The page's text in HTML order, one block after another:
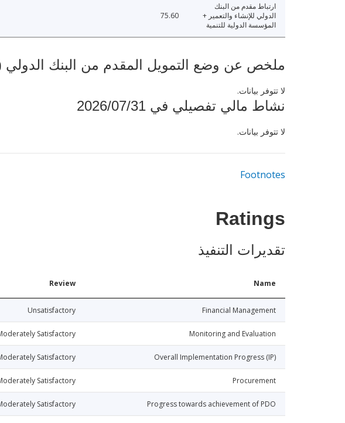
ارتباط مقدم من البنك
الدولي للإنشاء والتعمير +
المؤسسة الدولية للتنمية
75.60
ملخص عن وضع التمويل المقدم من البنك الدولي (بملايين
لا تتوفر بيانات.
نشاط مالي تفصيلي في 2026/07/31
لا تتوفر بيانات.
Footnotes
Ratings
تقديرات التنفيذ
Name
Review
Financial Management
Unsatisfactory
Monitoring and Evaluation
Satisfactory
Overall Implementation Progress (IP)
Satisfactory
Procurement
Satisfactory
Progress towards achievement of PDO
Satisfactory